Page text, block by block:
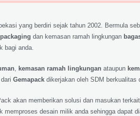
yang berdiri sejak tahun 2002. Bermula
dan kemasan ramah lingkungan
bagi anda.
kemasan ramah lingkungan ataupun
Gemapack dikerjakan oleh SDM berkualitas
akan memberikan solusi dan masukan
desain milik anda sehingga dapat